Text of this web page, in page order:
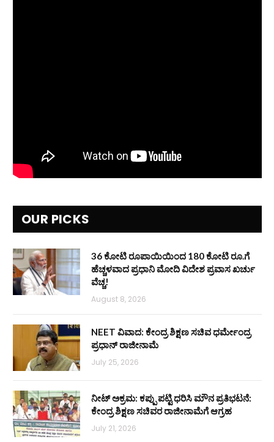
OUR PICKS
36 ಕೋಟಿ ರೂಪಾಯಿಯಿಂದ 180 ಕೋಟಿ ರೂ.ಗೆ
ಹೆಚ್ಚಳವಾದ ಪ್ರಧಾನಿ ಮೋದಿ ವಿದೇಶ ಪ್ರವಾಸ ಖರ್ಚು
ವೆಚ್ಚ!
August 8, 2026
NEET ವಿವಾದ: ಕೇಂದ್ರ ಶಿಕ್ಷಣ ಸಚಿವ ಧರ್ಮೇಂದ್ರ
ಪ್ರಧಾನ್ ರಾಜೀನಾಮೆ
July 25, 2026
ನೀಟ್ ಅಕ್ರಮ: ಕಪ್ಪು ಪಟ್ಟಿ ಧರಿಸಿ ಮೌನ ಪ್ರತಿಭಟನೆ:
ಕೇಂದ್ರ ಶಿಕ್ಷಣ ಸಚಿವರ ರಾಜೀನಾಮೆಗೆ ಆಗ್ರಹ
July 21, 2026